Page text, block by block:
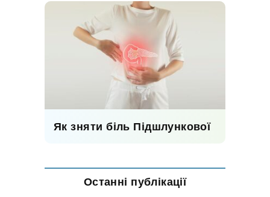
Як зняти біль Підшлункової
Останні публікації